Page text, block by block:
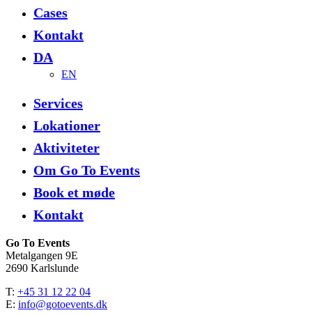
Cases
Kontakt
DA
EN
Services
Lokationer
Aktiviteter
Om Go To Events
Book et møde
Kontakt
Go To Events
Metalgangen 9E
2690 Karlslunde
T: +45 31 12 22 04
E: info@gotoevents.dk